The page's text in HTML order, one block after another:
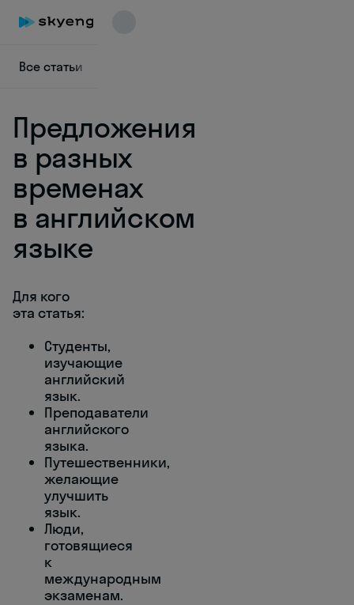
Все статьи
Предложения
в разных
временах
в английском
языке
Для кого
эта статья:
Студенты,
изучающие
английский
язык.
Преподаватели
английского
языка.
Путешественники,
желающие
улучшить
язык.
Люди,
готовящиеся
к
международным
экзаменам.
Skyeng Chat
online